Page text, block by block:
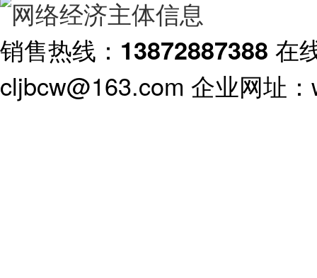
销售热线： 13872887388 在
cljbcw@163.com 企业网址